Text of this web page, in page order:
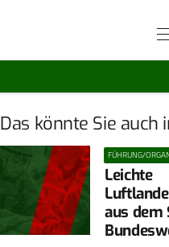
Das könnte Sie auch
FÜHRUNG/
Leichte
aus dem